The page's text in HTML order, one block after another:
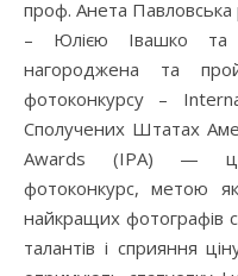
проф. Анета Павловська
– Юлією Івашко та
нагороджена та
фотоконкурсу –
Сполучених Штатах
Awards (IPA) — це
фотоконкурс, метою
найкращих фотографів
талантів і сприяння